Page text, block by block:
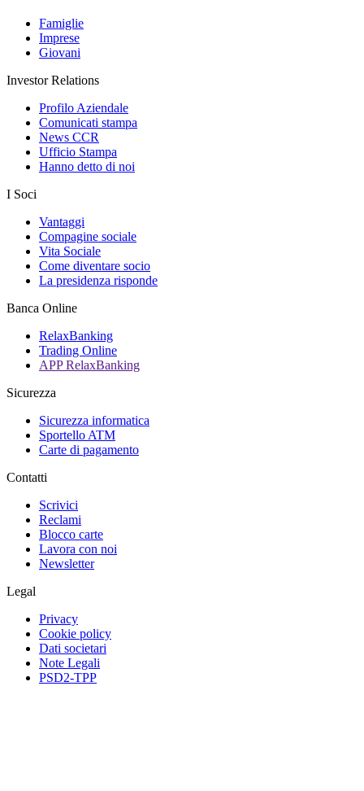
Famiglie
Imprese
Giovani
Investor Relations
Profilo Aziendale
Comunicati stampa
News CCR
Ufficio Stampa
Hanno detto di noi
I Soci
Vantaggi
Compagine sociale
Vita Sociale
Come diventare socio
La presidenza risponde
Banca Online
RelaxBanking
Trading Online
APP RelaxBanking
Sicurezza
Sicurezza informatica
Sportello ATM
Carte di pagamento
Contatti
Scrivici
Reclami
Blocco carte
Lavora con noi
Newsletter
Legal
Privacy
Cookie policy
Dati societari
Note Legali
PSD2-TPP